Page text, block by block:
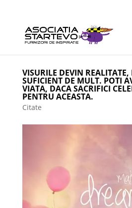
VISURILE DEVIN
SUFICIENT DE MULT. POTI
VIATA, DACA SACRIFICI
PENTRU ACEASTA.
Citate